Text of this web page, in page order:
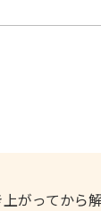
がってから